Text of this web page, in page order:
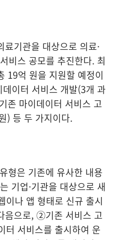
기관을 대상으로 의료·
비스 공모를 추진한다. 최
19억 원을 지원할 예정이
이터 서비스 개발(3개 과
존 마이데이터 서비스 고
) 등 두 가지이다.
형은 기존에 유사한 내용
기업·기관을 대상으로 새
이나 앱 형태로 신규 출시
음으로, ➁기존 서비스 고
터 서비스를 출시하여 운